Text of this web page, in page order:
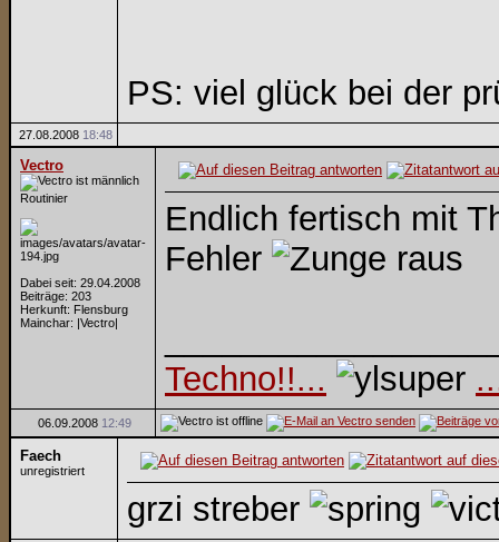
PS: viel glück bei der
27.08.2008 18:48
Vectro
Routinier
Dabei seit: 29.04.2008
Beiträge: 203
Herkunft: Flensburg
Mainchar: |Vectro|
Endlich fertisch mit
Fehler
Techno!!...
06.09.2008 12:49
Faech
unregistriert
grzi streber